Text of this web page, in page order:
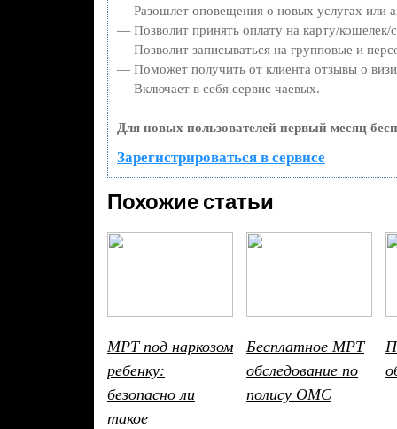
— Разошлет оповещения о новых услугах или
— Позволит принять оплату на карту/кошелек/
— Позволит записываться на групповые и
— Поможет получить от клиента отзывы о
— Включает в себя сервис чаевых.
Для новых пользователей первый месяц
Зарегистрироваться в сервисе
Похожие статьи
МРТ под наркозом
ребенку:
безопасно ли
такое
Бесплатное МРТ
обследование по
полису ОМС